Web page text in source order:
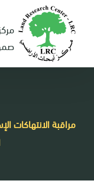
مراقبة الانتهاكات